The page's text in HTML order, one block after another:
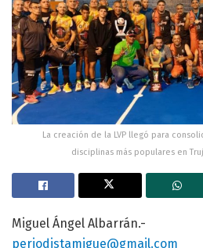
La creación de la LVP llegó para
disciplinas más populares en
Miguel Ángel Albarrán.-
periodistamigue@gmail.com